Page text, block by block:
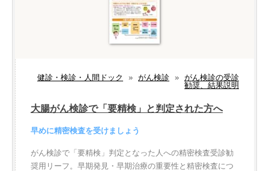
健診・検診・人間ドック » がん検診 » がん検診の受診
勧奨、結果説明
大腸がん検診で「要精検」と判定された方へ
早めに精密検査を受けましょう
がん検診で「要精検」判定となった人への精密検査受診勧
奨用リーフ。早期発見・早期治療の重要性と精密検査につ